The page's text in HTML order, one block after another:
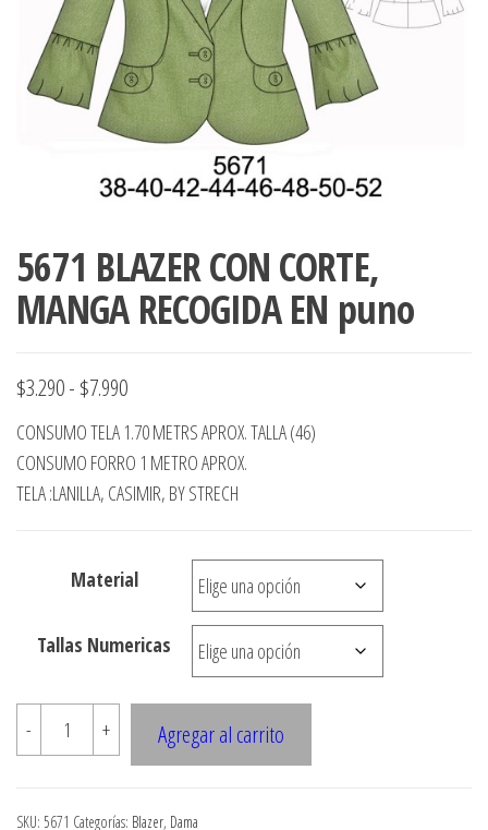
accumark ,
pdf , Moldes
Gerber ,
ropa,
Graduaciones,
Ploteo y
Digitalización
accumark,
Moldes en
Accumark
Gerber,
5671 BLAZER CON CORTE,
MANGA RECOGIDA EN puno
$3.290- $7.990Rango
de
precios:
desde
hasta
CONSUMO TELA 1.70 METRS APROX. TALLA (46)
CONSUMO FORRO 1 METRO APROX.
TELA :LANILLA, CASIMIR, BY STRECH
Material
Tallas Numericas
-
5671
+ Agregar al carrito
SKU: 5671 Categorías: Blazer, Dama